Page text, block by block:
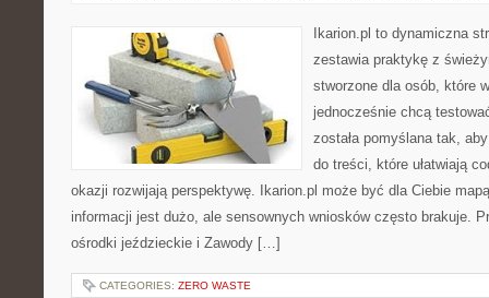
Ikarion.pl to dynamiczna
zestawia praktykę z
stworzone dla osób, które
jednocześnie chcą
została pomyślana tak,
do treści, które ułatwiają
okazji rozwijają perspektywę. Ikarion.pl może być dla Ciebie
informacji jest dużo, ale sensownych wniosków często brakuje.
ośrodki jeździeckie i Zawody […]
CATEGORIES: ZERO WASTE